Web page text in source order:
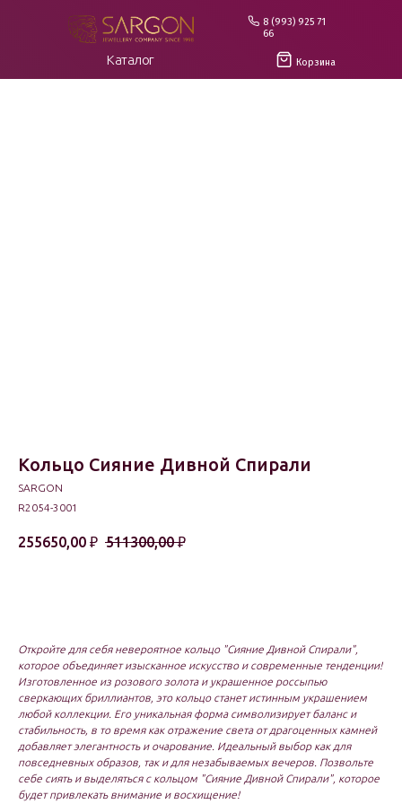
8 (993) 925 71
66
Корзина
Каталог
Кольцо Сияние Дивной Спирали
SARGON
R2054-3001
255650,00 ₽ 511300,00 ₽
Откройте для себя невероятное кольцо "Сияние Дивной Спирали",
которое объединяет изысканное искусство и современные тенденции!
Изготовленное из розового золота и украшенное россыпью
сверкающих бриллиантов, это кольцо станет истинным украшением
любой коллекции. Его уникальная форма символизирует баланс и
стабильность, в то время как отражение света от драгоценных камней
добавляет элегантность и очарование. Идеальный выбор как для
повседневных образов, так и для незабываемых вечеров. Позвольте
себе сиять и выделяться с кольцом "Сияние Дивной Спирали", которое
будет привлекать внимание и восхищение!